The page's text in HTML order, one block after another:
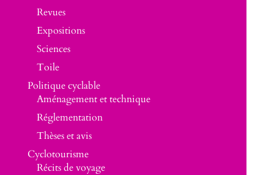
Revues
Expositions
Sciences
Toile
Politique cyclable
Aménagement et technique
Réglementation
Thèses et avis
Cyclotourisme
Récits de voyage